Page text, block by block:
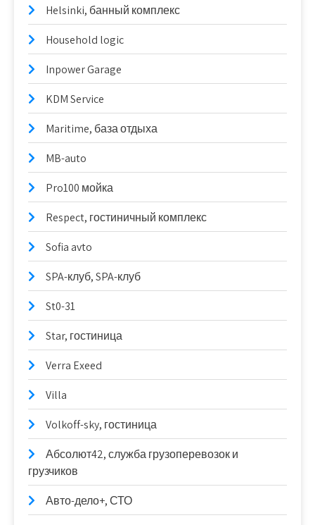
Helsinki, банный комплекс
Household logic
Inpower Garage
KDM Service
Maritime, база отдыха
MB-auto
Pro100 мойка
Respect, гостиничный комплекс
Sofia avto
SPA-клуб, SPA-клуб
St0-31
Star, гостиница
Verra Exeed
Villa
Volkoff-sky, гостиница
Абсолют42, служба грузоперевозок и
грузчиков
Авто-дело+, СТО